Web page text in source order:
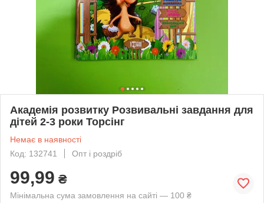
Академія розвитку Розвивальні завдання для
дітей 2-3 роки Торсінг
Немає в наявності
Код: 132741
Опт і роздріб
99,99 ₴
Мінімальна сума замовлення на сайті — 100 ₴